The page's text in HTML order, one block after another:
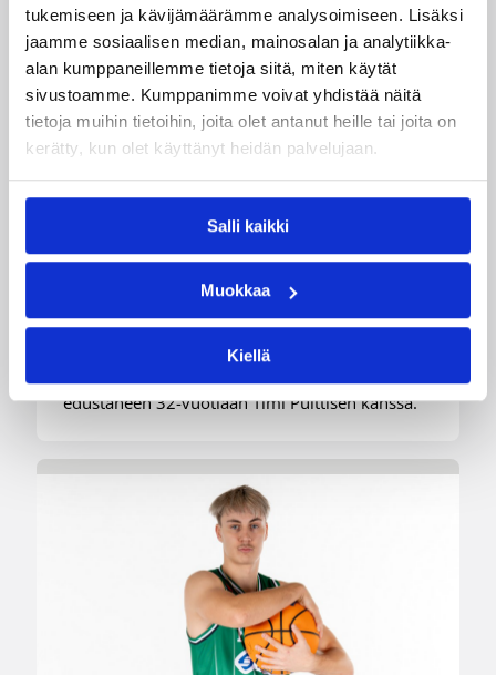
tukemiseen ja kävijämäärämme analysoimiseen. Lisäksi
jaamme sosiaalisen median, mainosalan ja analytiikka-
alan kumppaneillemme tietoja siitä, miten käytät
sivustoamme. Kumppanimme voivat yhdistää näitä
tietoja muihin tietoihin, joita olet antanut heille tai joita on
kerätty, kun olet käyttänyt heidän palvelujaan.
Salli kaikki
Muokkaa
Kiellä
Korisliiga 05.08.2026 11:34
Seagulls hankki taitoa ja
kokemusta kokoonpanoonsa
kahden pelaajan edestä
Helsinki Seagullsin kokoonpano vahvistuu
kahdella tuoreella kasvolla. Joukkue on tehnyt
tulevan kauden mittaiset sopimukset viime
kaudella Saksan ProA-sarjan Karlsruhe Lionsia
edustaneen 26-vuotiaan yhdysvaltalaislaituri
edustaneen 32-vuotiaan Timi Puittisen kanssa.